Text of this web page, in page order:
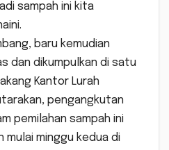
sampah ini kita
baru kemudian
dan dikumpulkan di satu
Kantor Lurah
pengangkutan
pemilahan sampah ini
mulai minggu kedua di